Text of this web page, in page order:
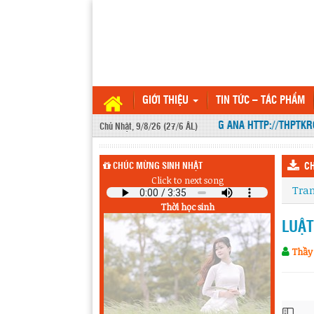
GIỚI THIỆU TIN TỨC – TÁC PHẨM
Chủ Nhật, 9/8/26 (27/6 ÂL)
WEBSITE THPT KRÔNG ANA HTTP://
CHÚC MỪNG SINH NHẬT
Click to next song
Thời học sinh